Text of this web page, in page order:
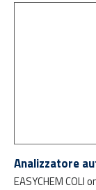
Analizzatore
EASYCHEM